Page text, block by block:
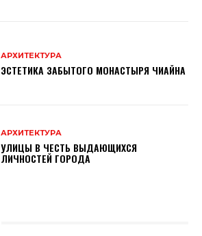
АРХИТЕКТУРА
ЭСТЕТИКА ЗАБЫТОГО МОНАСТЫРЯ ЧИАЙНА
АРХИТЕКТУРА
УЛИЦЫ В ЧЕСТЬ ВЫДАЮЩИХСЯ
ЛИЧНОСТЕЙ ГОРОДА